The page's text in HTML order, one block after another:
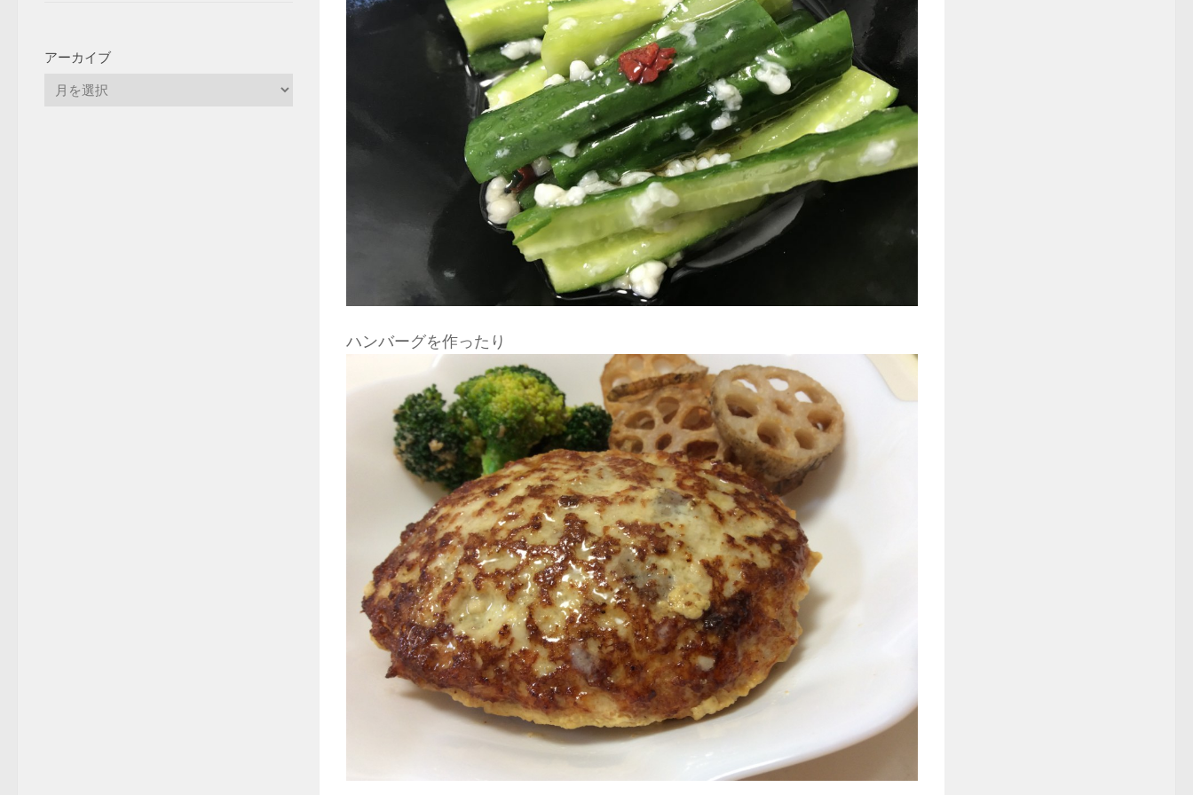
ハンバーグを作ったり
アーカイブ